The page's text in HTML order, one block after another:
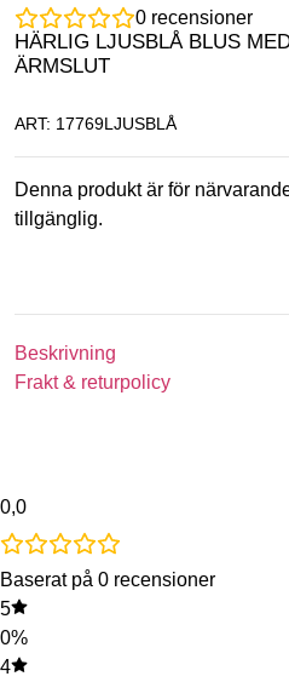
0 recensioner
HÄRLIG LJUSBLÅ BLUS
ÄRMSLUT
ART: 17769LJUSBLÅ
Denna produkt är för
tillgänglig.
Beskrivning
Frakt & returpolicy
0,0
Baserat på 0 recensioner
5
0%
4